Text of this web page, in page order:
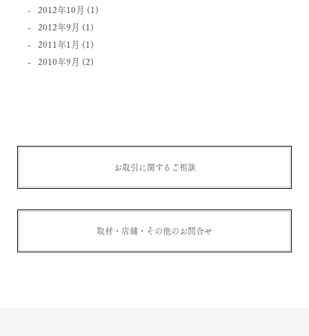
2012年10月 (1)
2012年9月 (1)
2011年1月 (1)
2010年9月 (2)
お取引に関するご相談
取材・店舗・その他のお問合せ